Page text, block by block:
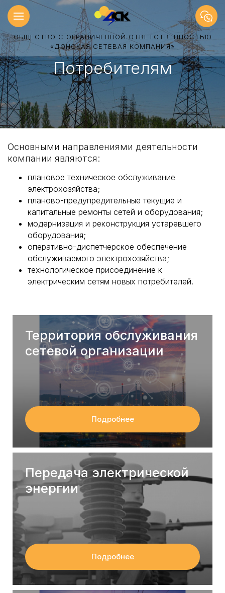
ОБЩЕСТВО С ОГРАНИЧЕННОЙ ОТВЕТСТВЕННОСТЬЮ
«ДОНСКАЯ СЕТЕВАЯ КОМПАНИЯ»
Потребителям
Основными направлениями деятельности
компании являются:
плановое техническое обслуживание
электрохозяйства;
планово-предупредительные текущие и
капитальные ремонты сетей и оборудования;
модернизация и реконструкция устаревшего
оборудования;
оперативно-диспетчерское обеспечение
обслуживаемого электрохозяйства;
технологическое присоединение к
электрическим сетям новых потребителей.
Территория обслуживания
сетевой организации
Подробнее
Передача электрической
энергии
Подробнее